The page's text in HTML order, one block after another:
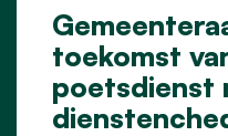
toekomst
poetsdienst